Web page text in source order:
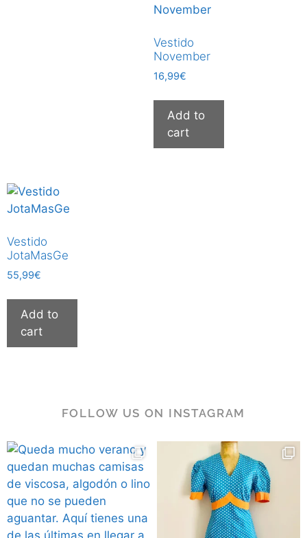
Vestido
November
16,99€
Add to
cart
Vestido
JotaMasGe
55,99€
Add to
cart
FOLLOW US ON INSTAGRAM